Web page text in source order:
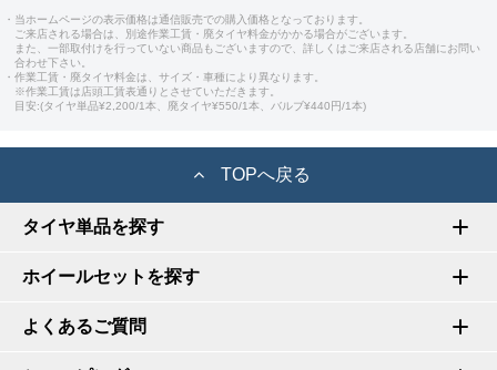
・当ホームページの表示価格は通信販売での購入価格となっております。
ご来店される場合は、別途作業工賃・廃タイヤ料金がかかる場合がございます。
また、一部取付けを行っていない商品もございますので、詳しくはご来店される店舗にお問い
合わせ下さい。
・作業工賃・廃タイヤ料金は、サイズ・車種により異なります。
※作業工賃は店頭工賃表通りとさせていただきます。
目安:(タイヤ単品¥2,200/1本、廃タイヤ¥550/1本、バルブ¥440円/1本)
TOPへ戻る
タイヤ単品を探す
ホイールセットを探す
よくあるご質問